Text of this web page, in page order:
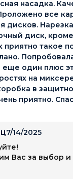
насадка.
все
дисков.
диск,
приятно такое
еще один плюс
на
в
приятно.
7/14/2025
Вас за выбор